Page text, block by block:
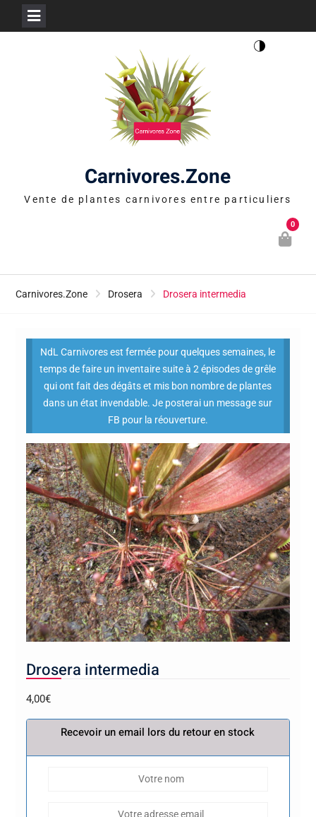
Carnivores.Zone
Vente de plantes carnivores entre particuliers
0
Carnivores.Zone Drosera Drosera intermedia
NdL Carnivores est fermée pour quelques semaines, le
temps de faire un inventaire suite à 2 épisodes de grêle
qui ont fait des dégâts et mis bon nombre de plantes
dans un état invendable. Je posterai un message sur
FB pour la réouverture.
Drosera intermedia
4,00€
Recevoir un email lors du retour en stock